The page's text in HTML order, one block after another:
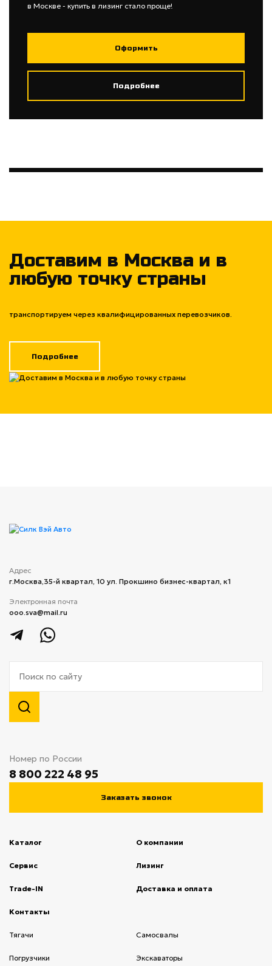
в Москве - купить в лизинг стало проще!
Оформить
Подробнее
Доставим в Москва и в
любую точку страны
транспортируем через квалифицированных перевозчиков.
Подробнее
Адрес
г.Москва,​35-й квартал, 10 ​ул. Прокшино бизнес-квартал, к1
Электронная почта
ooo.sva@mail.ru
Номер по России
8 800 222 48 95
Заказать звонок
Каталог О компании
Сервис Лизинг(current)
Trade-IN Доставка и оплата
Контакты
Тягачи Cамосвалы
Погрузчики Экскаваторы